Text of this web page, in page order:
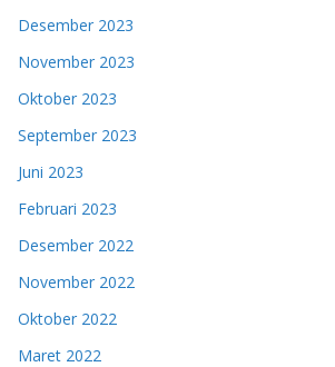
Desember 2023
November 2023
Oktober 2023
September 2023
Juni 2023
Februari 2023
Desember 2022
November 2022
Oktober 2022
Maret 2022